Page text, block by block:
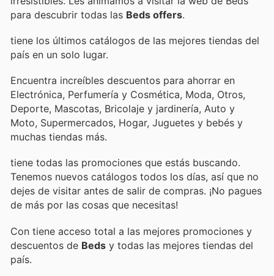
para descubrir todas las Beds offers.
tiene los últimos catálogos de las mejores tiendas del
país en un solo lugar.
Encuentra increíbles descuentos para ahorrar en
Electrónica, Perfumería y Cosmética, Moda, Otros,
Deporte, Mascotas, Bricolaje y jardinería, Auto y
Moto, Supermercados, Hogar, Juguetes y bebés y
muchas tiendas más.
tiene todas las promociones que estás buscando.
Tenemos nuevos catálogos todos los días, así que no
dejes de visitar antes de salir de compras. ¡No pagues
de más por las cosas que necesitas!
Con tiene acceso total a las mejores promociones y
descuentos de Beds y todas las mejores tiendas del
país.